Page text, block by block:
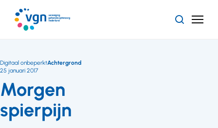
naar
hoofdinhoud
ZoekenMenu
Morgen
spierpijn
Digitaal onbeperktAchtergrond
25 januari 2017